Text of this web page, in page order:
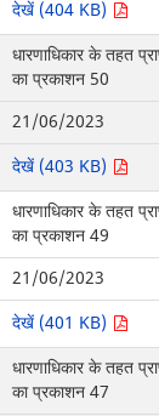
देखें (404 KB)
धारणाधिकार के तहत
का प्रकाशन 50
21/06/2023
देखें (403 KB)
धारणाधिकार के तहत
का प्रकाशन 49
21/06/2023
देखें (401 KB)
धारणाधिकार के तहत
का प्रकाशन 47